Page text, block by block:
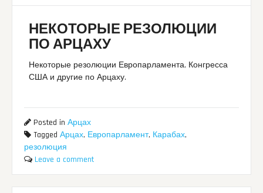
НЕКОТОРЫЕ РЕЗОЛЮЦИИ
ПО АРЦАХУ
Некоторые резолюции Европарламента, Конгресса
США и другие по Арцаху.
Posted inАрцах
TaggedАрцах, Европарламент, Карабах,
резолюция
Leave a comment